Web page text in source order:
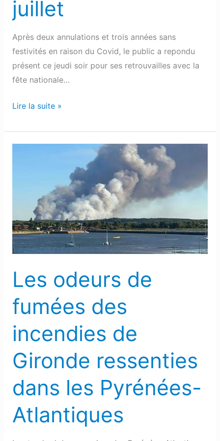
juillet
Après deux annulations et trois années sans
festivités en raison du Covid, le public a repondu
présent ce jeudi soir pour ses retrouvailles avec la
fête nationale…
Lire la suite »
Les odeurs de
fumées des
incendies de
Gironde ressenties
dans les Pyrénées-
Atlantiques
incendies
de
Gironde
dans
Pyrénées-